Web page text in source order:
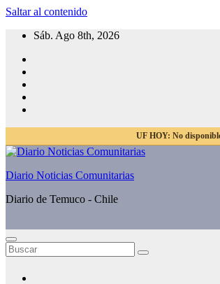
Saltar al contenido
Sáb. Ago 8th, 2026
UF HOY: No
Diario Noticias Comunitarias
Diario de Temuco - Chile